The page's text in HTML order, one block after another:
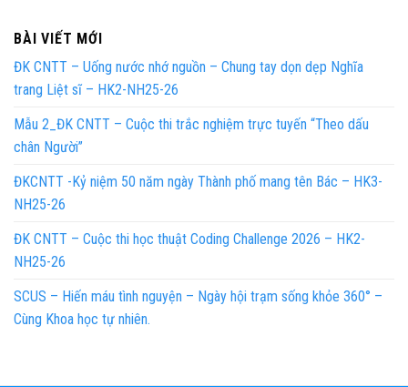
BÀI VIẾT MỚI
ĐK CNTT – Uống nước nhớ nguồn – Chung tay dọn dẹp Nghĩa
trang Liệt sĩ – HK2-NH25-26
Mẫu 2_ĐK CNTT – Cuộc thi trắc nghiệm trực tuyến “Theo dấu
chân Người”
ĐKCNTT -Kỷ niệm 50 năm ngày Thành phố mang tên Bác – HK3-
NH25-26
ĐK CNTT – Cuộc thi học thuật Coding Challenge 2026 – HK2-
NH25-26
SCUS – Hiến máu tình nguyện – Ngày hội trạm sống khỏe 360° –
Cùng Khoa học tự nhiên.